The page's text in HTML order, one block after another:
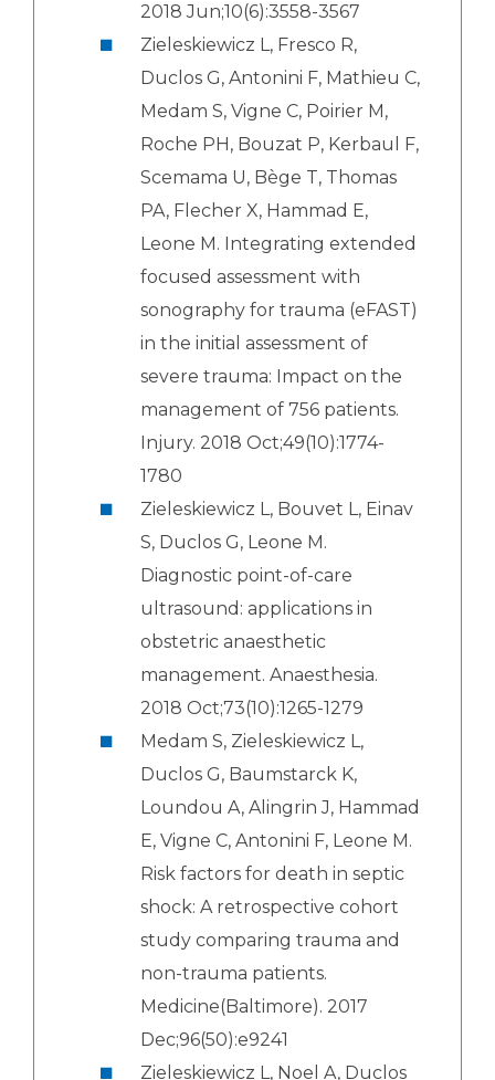
2018 Jun;10(6):3558-3567
Zieleskiewicz L, Fresco R,
Duclos G, Antonini F, Mathieu C,
Medam S, Vigne C, Poirier M,
Roche PH, Bouzat P, Kerbaul F,
Scemama U, Bège T, Thomas
PA, Flecher X, Hammad E,
Leone M. Integrating extended
focused assessment with
sonography for trauma (eFAST)
in the initial assessment of
severe trauma: Impact on the
management of 756 patients.
Injury. 2018 Oct;49(10):1774-
1780
Zieleskiewicz L, Bouvet L, Einav
S, Duclos G, Leone M.
Diagnostic point-of-care
ultrasound: applications in
obstetric anaesthetic
management. Anaesthesia.
2018 Oct;73(10):1265-1279
Medam S, Zieleskiewicz L,
Duclos G, Baumstarck K,
Loundou A, Alingrin J, Hammad
E, Vigne C, Antonini F, Leone M.
Risk factors for death in septic
shock: A retrospective cohort
study comparing trauma and
non-trauma patients.
Medicine(Baltimore). 2017
Dec;96(50):e9241
Zieleskiewicz L, Noel A, Duclos